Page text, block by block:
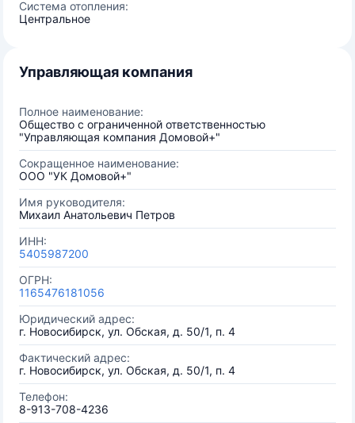
Система отопления:
Центральное
Управляющая компания
Полное наименование:
Общество с ограниченной ответственностью
"Управляющая компания Домовой+"
Сокращенное наименование:
ООО "УК Домовой+"
Имя руководителя:
Михаил Анатольевич Петров
ИНН:
5405987200
ОГРН:
1165476181056
Юридический адрес:
г. Новосибирск, ул. Обская, д. 50/1, п. 4
Фактический адрес:
г. Новосибирск, ул. Обская, д. 50/1, п. 4
Телефон:
8-913-708-4236